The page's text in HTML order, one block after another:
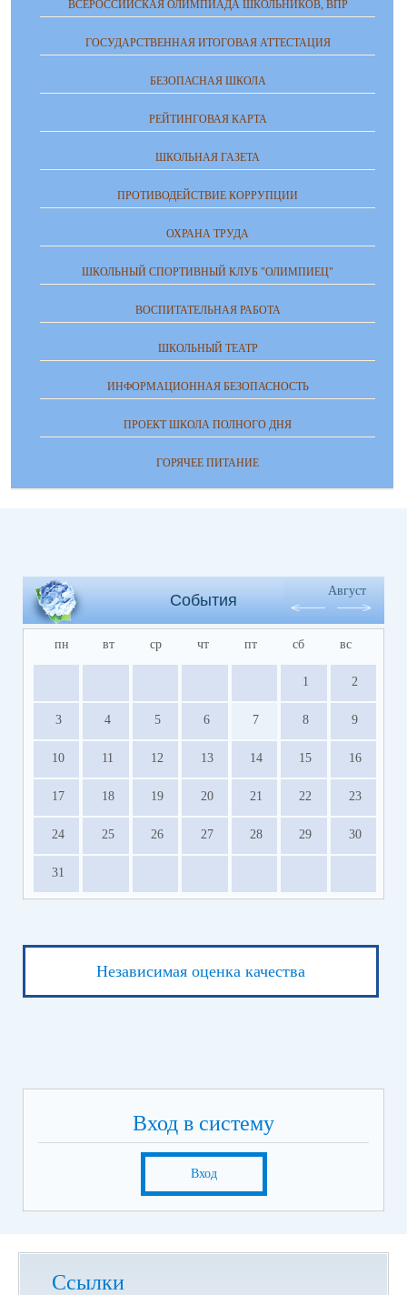
ВСЕРОССИЙСКАЯ ОЛИМПИАДА ШКОЛЬНИКОВ, ВПР
ГОСУДАРСТВЕННАЯ ИТОГОВАЯ АТТЕСТАЦИЯ
БЕЗОПАСНАЯ ШКОЛА
РЕЙТИНГОВАЯ КАРТА
ШКОЛЬНАЯ ГАЗЕТА
ПРОТИВОДЕЙСТВИЕ КОРРУПЦИИ
ОХРАНА ТРУДА
ШКОЛЬНЫЙ СПОРТИВНЫЙ КЛУБ "ОЛИМПИЕЦ"
ВОСПИТАТЕЛЬНАЯ РАБОТА
ШКОЛЬНЫЙ ТЕАТР
ИНФОРМАЦИОННАЯ БЕЗОПАСНОСТЬ
ПРОЕКТ ШКОЛА ПОЛНОГО ДНЯ
ГОРЯЧЕЕ ПИТАНИЕ
События
Август
пн вт ср чт пт сб вс
1 2
3 4 5 6 7 8 9
10 11 12 13 14 15 16
17 18 19 20 21 22 23
24 25 26 27 28 29 30
31
Независимая оценка качества
Вход в систему
Вход
Ссылки